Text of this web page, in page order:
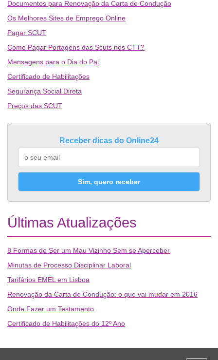
Documentos para Renovação da Carta de Condução
Os Melhores Sites de Emprego Online
Pagar SCUT
Como Pagar Portagens das Scuts nos CTT?
Mensagens para o Dia do Pai
Certificado de Habilitações
Segurança Social Direta
Preços das SCUT
Receber dicas do Online24
Sim, quero receber
Últimas Atualizações
8 Formas de Ser um Mau Vizinho Sem se Aperceber
Minutas de Processo Disciplinar Laboral
Tarifários EMEL em Lisboa
Renovação da Carta de Condução: o que vai mudar em 2016
Onde Fazer um Testamento
Certificado de Habilitações do 12º Ano